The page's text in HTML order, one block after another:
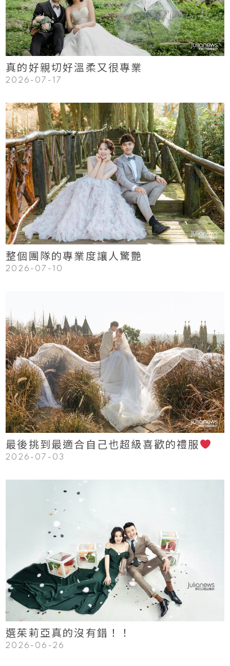
Read More
真的好親切好溫柔又很專業
2026-07-17
123
Read More
整個團隊的專業度讓人驚艷
2026-07-10
123
Read More
最後挑到最適合自己也超級喜歡的禮服
2026-07-03
123
Read More
選茱莉亞真的沒有錯！！
2026-06-26